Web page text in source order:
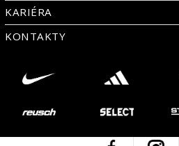
KARIÉRA
KONTAKTY